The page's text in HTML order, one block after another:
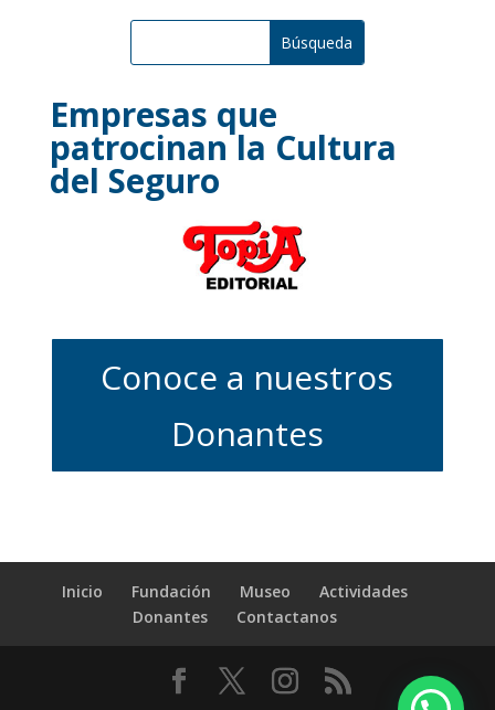
Empresas que
patrocinan la Cultura
del Seguro
Conoce a nuestros
Donantes
Inicio Fundación Museo
Actividades
Donantes
Contactanos